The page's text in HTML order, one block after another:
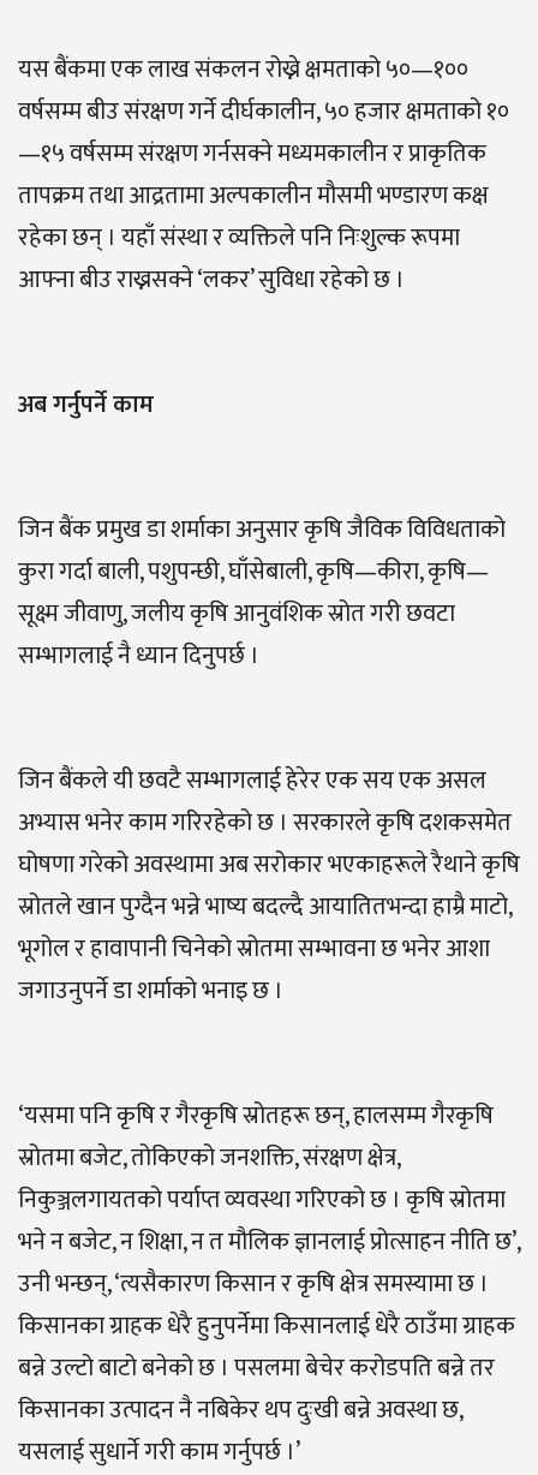
यस बैंकमा एक लाख संकलन रोख्ने क्षमताको ५०—१००
वर्षसम्म बीउ संरक्षण गर्ने दीर्घकालीन, ५० हजार क्षमताको १०
—१५ वर्षसम्म संरक्षण गर्नसक्ने मध्यमकालीन र प्राकृतिक
तापक्रम तथा आद्रतामा अल्पकालीन मौसमी भण्डारण कक्ष
रहेका छन् । यहाँ संस्था र व्यक्तिले पनि निःशुल्क रूपमा
आफ्ना बीउ राख्नसक्ने ‘लकर’ सुविधा रहेको छ ।
अब गर्नुपर्ने काम
जिन बैंक प्रमुख डा शर्माका अनुसार कृषि जैविक विविधताको
कुरा गर्दा बाली, पशुपन्छी, घाँसेबाली, कृषि—कीरा, कृषि—
सूक्ष्म जीवाणु, जलीय कृषि आनुवंशिक स्रोत गरी छवटा
सम्भागलाई नै ध्यान दिनुपर्छ ।
जिन बैंकले यी छवटै सम्भागलाई हेरेर एक सय एक असल
अभ्यास भनेर काम गरिरहेको छ । सरकारले कृषि दशकसमेत
घोषणा गरेको अवस्थामा अब सरोकार भएकाहरूले रैथाने कृषि
स्रोतले खान पुग्दैन भन्ने भाष्य बदल्दै आयातितभन्दा हाम्रै माटो,
भूगोल र हावापानी चिनेको स्रोतमा सम्भावना छ भनेर आशा
जगाउनुपर्ने डा शर्माको भनाइ छ ।
‘यसमा पनि कृषि र गैरकृषि स्रोतहरू छन्, हालसम्म गैरकृषि
स्रोतमा बजेट, तोकिएको जनशक्ति, संरक्षण क्षेत्र,
निकुञ्जलगायतको पर्याप्त व्यवस्था गरिएको छ । कृषि स्रोतमा
भने न बजेट, न शिक्षा, न त मौलिक ज्ञानलाई प्रोत्साहन नीति छ’,
उनी भन्छन्, ‘त्यसैकारण किसान र कृषि क्षेत्र समस्यामा छ ।
किसानका ग्राहक धेरै हुनुपर्नेमा किसानलाई धेरै ठाउँमा ग्राहक
बन्ने उल्टो बाटो बनेको छ । पसलमा बेचेर करोडपति बन्ने तर
किसानका उत्पादन नै नबिकेर थप दुःखी बन्ने अवस्था छ,
यसलाई सुधार्ने गरी काम गर्नुपर्छ ।’